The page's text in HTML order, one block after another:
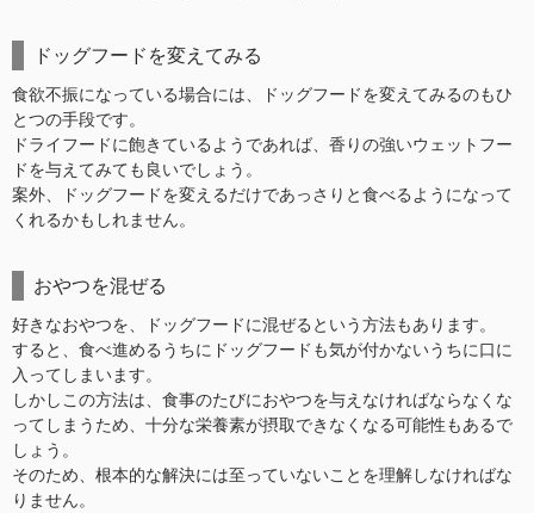
ドッグフードを変えてみる
食欲不振になっている場合には、ドッグフードを変えてみるのもひ
とつの手段です。
ドライフードに飽きているようであれば、香りの強いウェットフー
ドを与えてみても良いでしょう。
案外、ドッグフードを変えるだけであっさりと食べるようになって
くれるかもしれません。
おやつを混ぜる
好きなおやつを、ドッグフードに混ぜるという方法もあります。
すると、食べ進めるうちにドッグフードも気が付かないうちに口に
入ってしまいます。
しかしこの方法は、食事のたびにおやつを与えなければならなくな
ってしまうため、十分な栄養素が摂取できなくなる可能性もあるで
しょう。
そのため、根本的な解決には至っていないことを理解しなければな
りません。